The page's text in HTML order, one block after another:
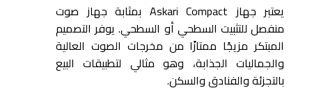
يعتبر جهاز Askari Compact بمثابة جهاز صوت
منفصل للتثبيت السطحي أو السطحي. يوفر التصميم
المبتكر مزيجًا ممتازًا من مخرجات الصوت العالية
والجماليات الجذابة، وهو مثالي لتطبيقات البيع
بالتجزئة والفنادق والسكن.